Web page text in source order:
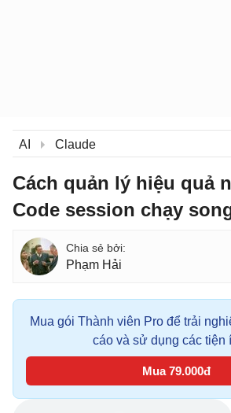
AI Claude
Cách quản lý hiệu quả
Code session chạy
Phạm Hải
Mua gói Thành viên Pro để trải
cáo và sử dụng các tiện
Mua 79.000đ